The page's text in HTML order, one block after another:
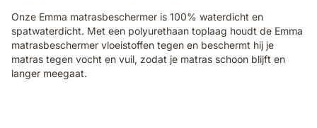
Onze Emma matrasbeschermer is 100% waterdicht en
spatwaterdicht. Met een polyurethaan toplaag houdt de Emma
matrasbeschermer vloeistoffen tegen en beschermt hij je
matras tegen vocht en vuil, zodat je matras schoon blijft en
langer meegaat.